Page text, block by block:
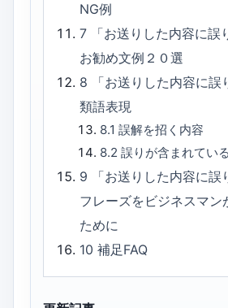
NG例
7
「お送りした内容に誤
お勧め文例２０選
8
「お送りした内容に
類語表現
8.1 誤解を招く内容
8.2 誤りが含まれている
9
「お送りした内容に
フレーズをビジネスマン
ために
10補足FAQ